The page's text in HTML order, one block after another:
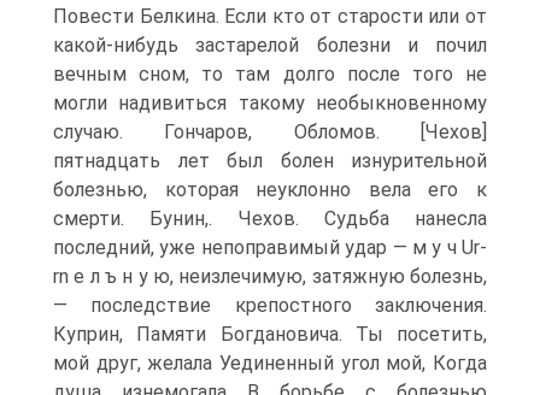
Повести Белкина. Если кто от старости или от
какой-нибудь застарелой болезни и почил
вечным сном, то там долго после того не
могли надивиться такому необыкновенному
случаю. Гончаров, Обломов. [Чехов]
пятнадцать лет был болен изнурительной
болезнью, которая неуклонно вела его к
смерти. Бунин,. Чехов. Судьба нанесла
последний, уже непоправимый удар — м у ч Ur-
rn е л ъ н у ю, неизлечимую, затяжную болезнь,
— последствие крепостного заключения.
Куприн, Памяти Богдановича. Ты посетить,
мой друг, желала Уединенный угол мой, Когда